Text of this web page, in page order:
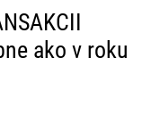
ako v roku